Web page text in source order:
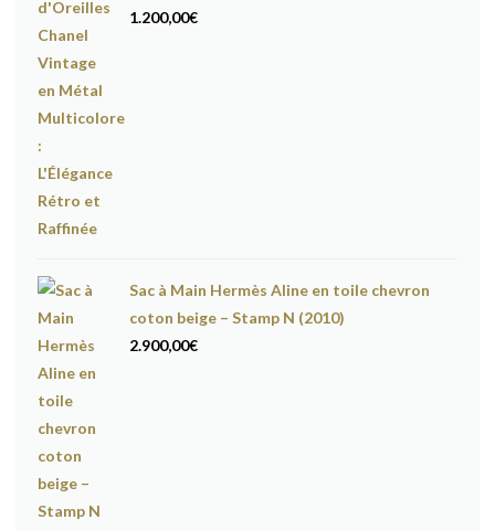
1.200,00€
Sac à Main Hermès Aline en toile chevron
coton beige – Stamp N (2010)
2.900,00€